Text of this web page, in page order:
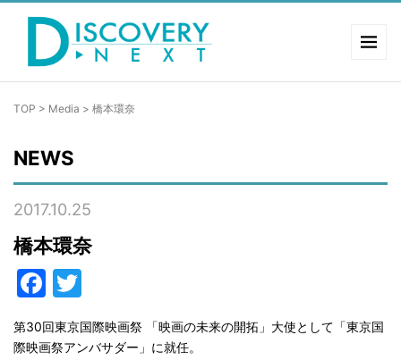
TOP > Media > 橋本環奈
NEWS
2017.10.25
橋本環奈
Facebook
第30回東京国際映画祭 「映画の未来の開拓」大使として「東京国
際映画祭アンバサダー」に就任。